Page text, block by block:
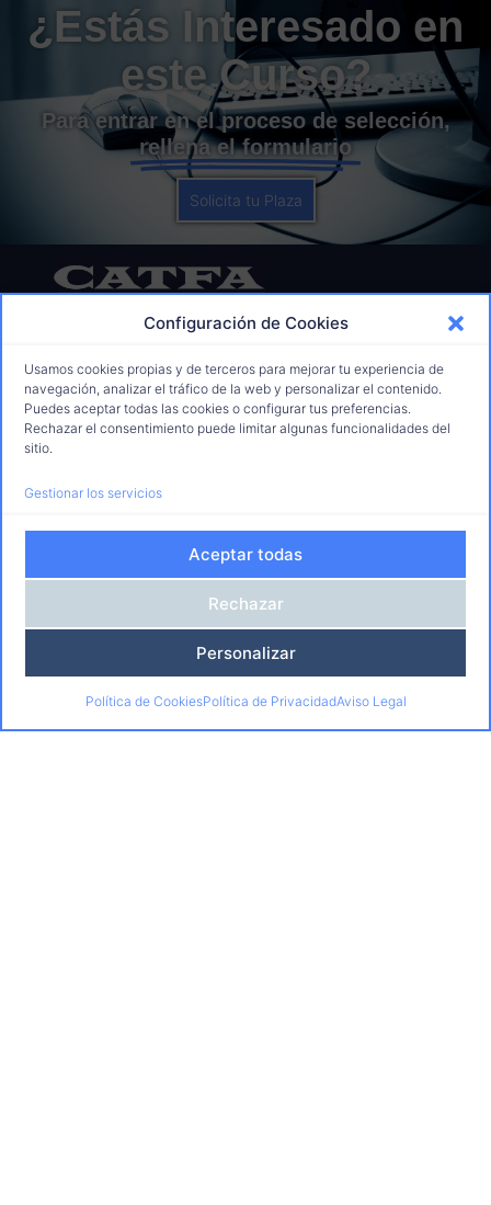
Configuración de Cookies
Usamos cookies propias y de terceros para mejorar tu experiencia de
navegación, analizar el tráfico de la web y personalizar el contenido.
Puedes aceptar todas las cookies o configurar tus preferencias.
Rechazar el consentimiento puede limitar algunas funcionalidades del
sitio.
Gestionar los servicios
Aceptar todas
Rechazar
Personalizar
Política de CookiesPolítica de PrivacidadAviso Legal
¿Estás Interesado en
este Curso?
Para entrar en el proceso de selección,
rellena el formulario
Solicita tu Plaza
Más de 25 dedicados a la
91 675 70 78
informacion@catfaformacion.com
629 28 92 56
Nosotros
Quiénes Somos
Centros
Certificados Profesionales
Especialidades Formativas
Cursos Acreditados